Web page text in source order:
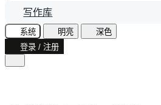
AI 文本检测(英文)
AI 图片检测
AI味诊断
文本纠错
飞书文档
智能读文
文档识别
写作库
系统 明亮
深色
登录 / 注册